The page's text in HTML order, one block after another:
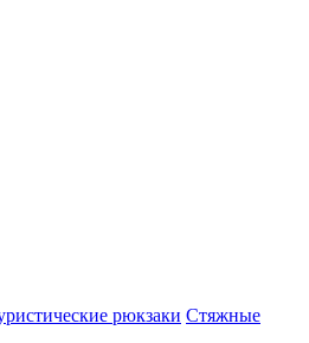
рюкзаки Стяжные